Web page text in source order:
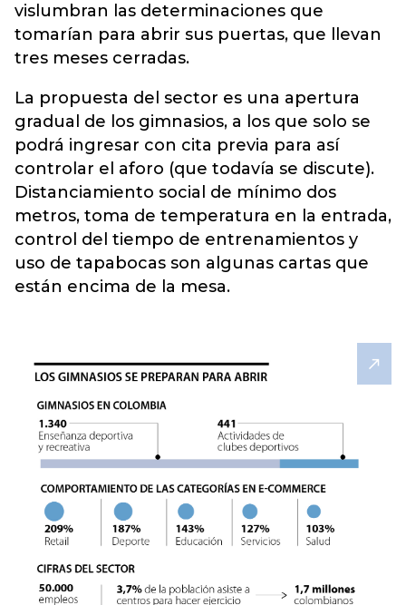
vislumbran las determinaciones que
tomarían para abrir sus puertas, que llevan
tres meses cerradas.
La propuesta del sector es una apertura
gradual de los gimnasios, a los que solo se
podrá ingresar con cita previa para así
controlar el aforo (que todavía se discute).
Distanciamiento social de mínimo dos
metros, toma de temperatura en la entrada,
control del tiempo de entrenamientos y
uso de tapabocas son algunas cartas que
están encima de la mesa.